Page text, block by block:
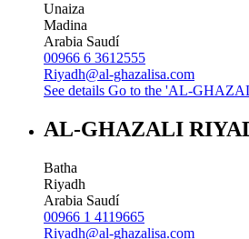
Unaiza
Madina
Arabia Saudí
00966 6 3612555
Riyadh@al-ghazalisa.com
See details Go to the 'AL-
AL-GHAZALI
Batha
Riyadh
Arabia Saudí
00966 1 4119665
Riyadh@al-ghazalisa.com